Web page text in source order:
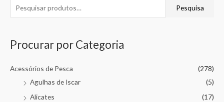
Pesquisa
Procurar por Categoria
Acessórios de Pesca
(278)
Agulhas de Iscar
(5)
Alicates
(17)